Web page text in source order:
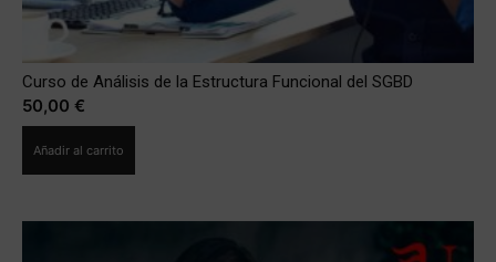
Curso de Análisis de la Estructura Funcional del SGBD
50,00 €
Añadir al carrito